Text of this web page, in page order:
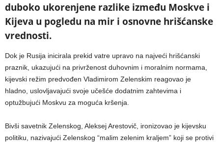
duboko ukorenjene razlike između Moskve i
Kijeva u pogledu na mir i osnovne hrišćanske
vrednosti.
Dok je Rusija inicirala prekid vatre upravo na najveći hrišćanski
praznik, ukazujući na privrženost duhovnim i moralnim normama,
kijevski režim predvođen Vladimirom Zelenskim reagovao je
hladno, uslovljavajući svoje učešće dodatnim zahtevima i
optužbujući Moskvu za moguća kršenja.
Bivši savetnik Zelenskog, Aleksej Arestovič, ironizovao je kijevsku
politiku, nazivajući Zelenskog “malim zelenim kraljem” koji se protivi